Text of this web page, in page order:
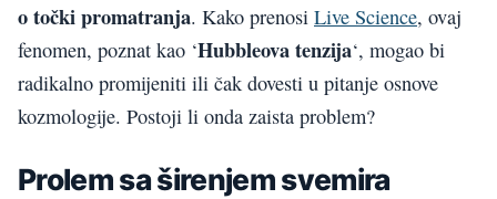
o točki promatranja. Kako prenosi Live Science, ovaj
fenomen, poznat kao ‘Hubbleova tenzija‘, mogao bi
radikalno promijeniti ili čak dovesti u pitanje osnove
kozmologije. Postoji li onda zaista problem?
Prolem sa širenjem svemira